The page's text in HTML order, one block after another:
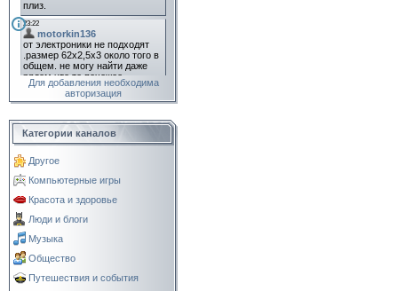
Для добавления необходима
авторизация
Категории каналов
Другое
Компьютерные игры
Красота и здоровье
Люди и блоги
Музыка
Общество
Путешествия и события